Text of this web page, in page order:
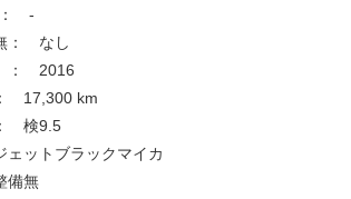
： -
： なし
： 2016
17,300 km
検9.5
ットブラックマイカ
無